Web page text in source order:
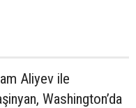
Aliyev ile
Washington’da